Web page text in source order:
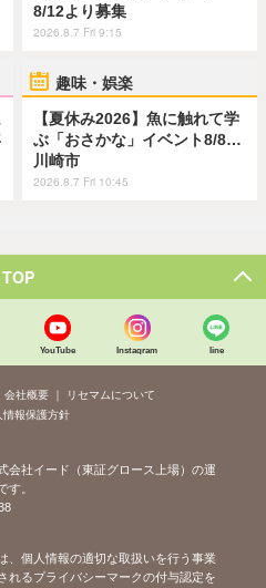
8/12より募集
2026.8.7 Fri 9:15
趣味・娯楽
【夏休み2026】魚に触れて学
ぶ「おさかな」イベント8/8…
川崎市
2026.8.7 Fri 10:45
TOP
YouTube Instagram line
会社概要
リセマムについて
情報保護方針
会社イード（東証グロース上場）の運
す。
、個人情報の適切な取扱いを行う事業
れるプライバシーマークの付与認定を